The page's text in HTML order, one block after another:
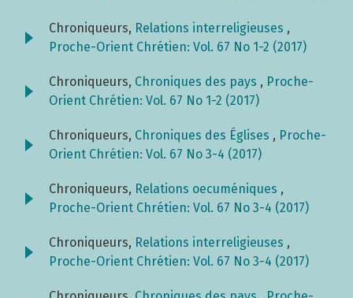
Chroniqueurs, Relations interreligieuses ,
Proche-Orient Chrétien: Vol. 67 No 1-2 (2017)
Chroniqueurs, Chroniques des pays , Proche-
Orient Chrétien: Vol. 67 No 1-2 (2017)
Chroniqueurs, Chroniques des Églises , Proche-
Orient Chrétien: Vol. 67 No 3-4 (2017)
Chroniqueurs, Relations oecuméniques ,
Proche-Orient Chrétien: Vol. 67 No 3-4 (2017)
Chroniqueurs, Relations interreligieuses ,
Proche-Orient Chrétien: Vol. 67 No 3-4 (2017)